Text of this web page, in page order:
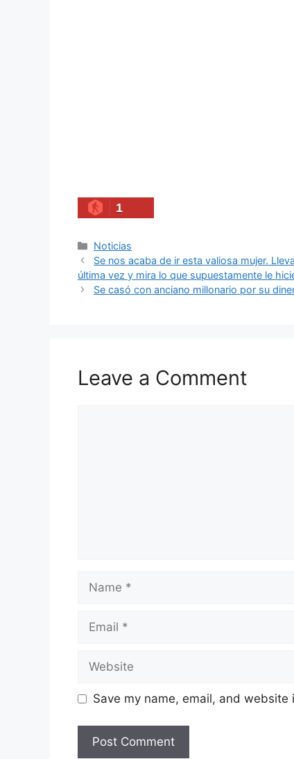
1
Categories
Noticias
Se nos acaba de ir esta valiosa mujer.
última vez y mira lo que supuestamente le
Se casó con anciano millonario por su
Leave a Comment
Name
Email
Website
Save my name, email, and